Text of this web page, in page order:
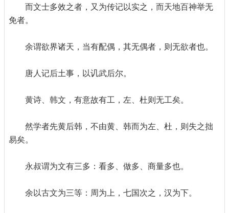
而文士多效之者，又为传记以实之，而天地百神举无
免者。
余谓欲界诸天，当有配偶，其无偶者，则无欲者也。
唐人记后土事，以讥武后尔。
黄诗、韩文，有意故有工，左、杜则无工矣。
然学者先黄后韩，不由黄、韩而为左、杜，则失之拙
易矣。
永叔谓为文有三多：看多、做多、商量多也。
余以古文为三等：周为上，七国次之，汉为下。